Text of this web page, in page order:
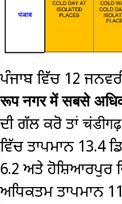
ਪੰਜਾਬ ਵਿੱਚ 12
रूप नगर में सबसे अधिक
ਦੀ ਗੱਲ ਕਰੋ ਤਾਂ
ਵਿੱਚ ਤਾਪਮਾਨ 13.4
6.2 ਅਤੇ ਹੋਸ਼ਿਆਰਪੁਰ
ਅਧਿਕਤਮ ਤਾਪਮਾਨ